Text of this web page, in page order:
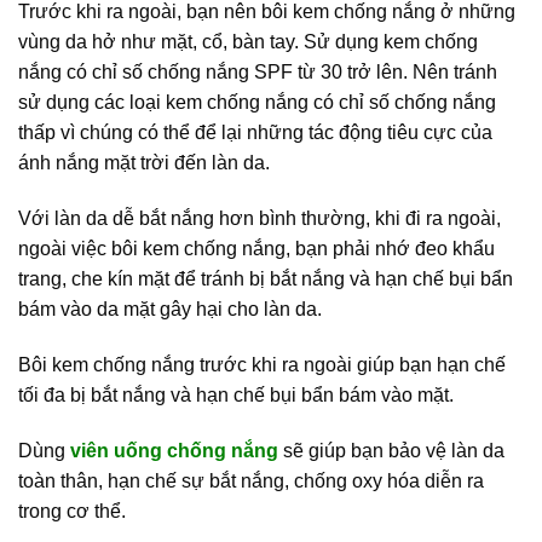
Trước khi ra ngoài, bạn nên bôi kem chống nắng ở những
vùng da hở như mặt, cổ, bàn tay. Sử dụng kem chống
nắng có chỉ số chống nắng SPF từ 30 trở lên. Nên tránh
sử dụng các loại kem chống nắng có chỉ số chống nắng
thấp vì chúng có thể để lại những tác động tiêu cực của
ánh nắng mặt trời đến làn da.
Với làn da dễ bắt nắng hơn bình thường, khi đi ra ngoài,
ngoài việc bôi kem chống nắng, bạn phải nhớ đeo khẩu
trang, che kín mặt để tránh bị bắt nắng và hạn chế bụi bẩn
bám vào da mặt gây hại cho làn da.
Bôi kem chống nắng trước khi ra ngoài giúp bạn hạn chế
tối đa bị bắt nắng và hạn chế bụi bẩn bám vào mặt.
Dùng viên uống chống nắng sẽ giúp bạn bảo vệ làn da
toàn thân, hạn chế sự bắt nắng, chống oxy hóa diễn ra
trong cơ thể.